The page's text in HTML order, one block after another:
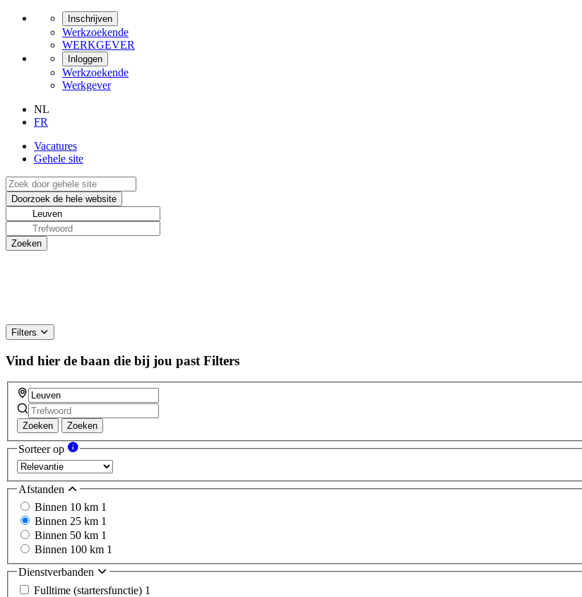
Inschrijven
Werkzoekende
WERKGEVER
Inloggen
Werkzoekende
Werkgever
NL
FR
Vacatures
Gehele site
Filters
Vind hier de baan die bij jou past Filters
Zoeken Zoeken
Sorteer op
Afstanden
Binnen 10 km 1
Binnen 25 km 1
Binnen 50 km 1
Binnen 100 km 1
Dienstverbanden
Fulltime (startersfunctie) 1